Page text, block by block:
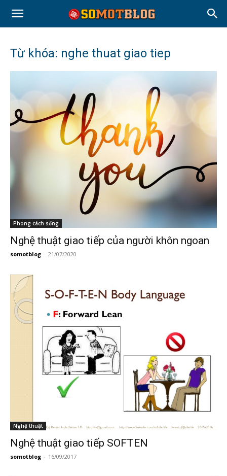
Từ khóa: nghe thuat giao tiep
Phong cách sống
Nghệ thuật giao tiếp của người khôn ngoan
somotblog - 21/07/2020
Nghệ thuật
Nghệ thuật giao tiếp SOFTEN
somotblog - 16/09/2017